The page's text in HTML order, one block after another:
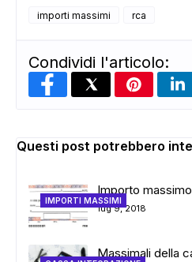
importi massimi rca
Condividi l'articolo:
Questi post potrebbero
IMPORTI MASSIMI
Importo
lug 9, 2018
Massimali della